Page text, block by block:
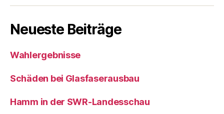
Neueste Beiträge
Wahlergebnisse
Schäden bei Glasfaserausbau
Hamm in der SWR-Landesschau